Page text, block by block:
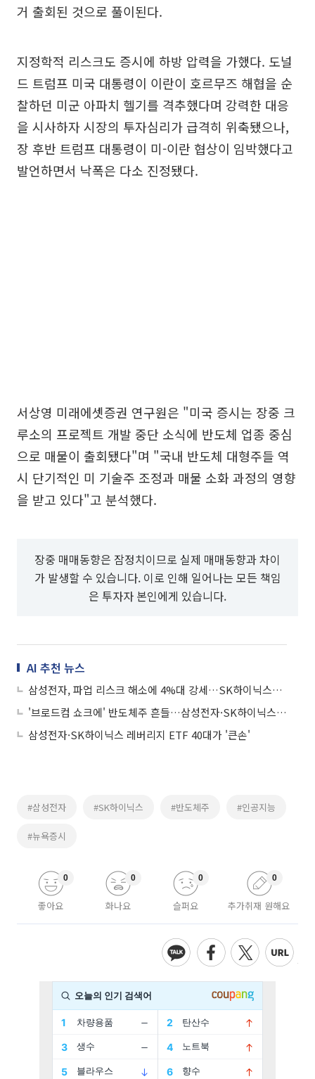
거 출회된 것으로 풀이된다.
지정학적 리스크도 증시에 하방 압력을 가했다. 도널
드 트럼프 미국 대통령이 이란이 호르무즈 해협을 순
찰하던 미군 아파치 헬기를 격추했다며 강력한 대응
을 시사하자 시장의 투자심리가 급격히 위축됐으나,
장 후반 트럼프 대통령이 미-이란 협상이 임박했다고
발언하면서 낙폭은 다소 진정됐다.
서상영 미래에셋증권 연구원은 "미국 증시는 장중 크
루소의 프로젝트 개발 중단 소식에 반도체 업종 중심
으로 매물이 출회됐다"며 "국내 반도체 대형주들 역
시 단기적인 미 기술주 조정과 매물 소화 과정의 영향
을 받고 있다"고 분석했다.
장중 매매동향은 잠정치이므로 실제 매매동향과 차이
가 발생할 수 있습니다. 이로 인해 일어나는 모든 책임
은 투자자 본인에게 있습니다.
AI 추천 뉴스
삼성전자, 파업 리스크 해소에 4%대 강세…SK하이닉스도 상승
'브로드컴 쇼크에' 반도체주 흔들…삼성전자·SK하이닉스 '급락'
삼성전자·SK하이닉스 레버리지 ETF 40대가 '큰손'
#삼성전자 #SK하이닉스 #반도체주 #인공지능
#뉴욕증시
좋아요
0
화나요
0
슬퍼요
0
추가취재 원해요
0